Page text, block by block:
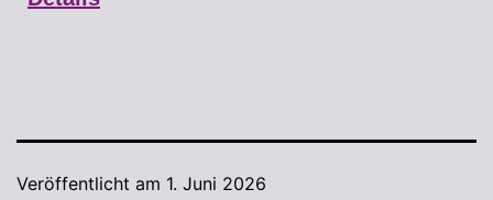
Veröffentlicht am 1. Juni 2026